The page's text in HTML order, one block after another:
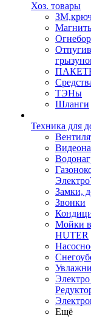
Хоз. товары
ТЭНы
Шланги
Техника для
Замки,
Звонки
Мойки
HUTER
Ещё